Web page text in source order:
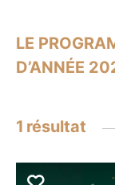
LE
D’ANNÉE
1 résultat